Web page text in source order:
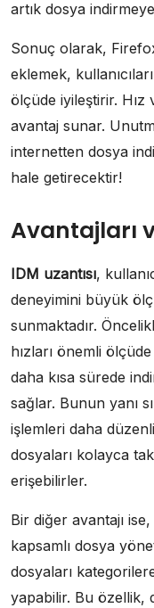
artık dosya
Sonuç olarak, Firefox
eklemek,
ölçüde iyileştirir. Hız
avantaj sunar.
internetten dosya
hale getirecektir!
Avantajları
IDM uzantısı,
deneyimini büyük
sunmaktadır.
hızları önemli
daha kısa sürede
sağlar. Bunun yanı
işlemleri daha
dosyaları kolayca
erişebilirler.
Bir diğer avantajı
kapsamlı dosya
dosyaları
yapabilir. Bu özellik,